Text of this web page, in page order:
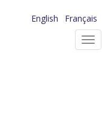
English
Français